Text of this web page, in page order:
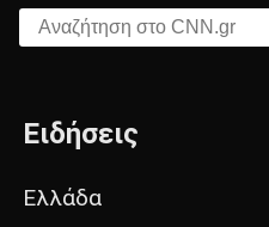
Αναζήτηση στο CNN.gr
Ειδήσεις
Ελλάδα